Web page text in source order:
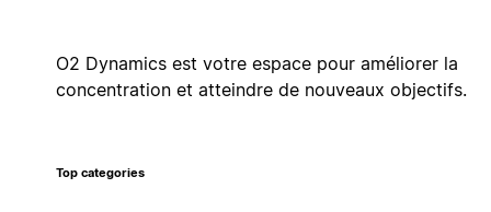
O2 Dynamics est votre espace pour améliorer la
concentration et atteindre de nouveaux objectifs.
Top categories